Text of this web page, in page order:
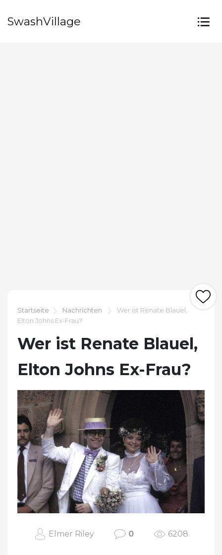
SwashVillage
Startseite Nachrichten
Wer ist Renate Blauel,
Elton Johns Ex-Frau?
Wer ist Renate Blauel,
Elton Johns Ex-Frau?
Elmer Riley 0 6208